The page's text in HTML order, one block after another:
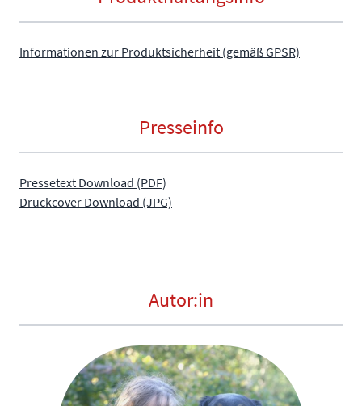
Informationen zur Produktsicherheit (gemäß GPSR)
Presseinfo
Pressetext Download (PDF)
Druckcover Download (JPG)
Autor:in